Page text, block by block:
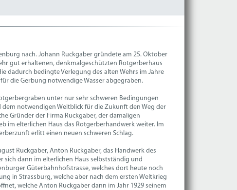
nach. Johann Ruckgaber gründete am 25. Oktober
gut erhaltenen, denkmalgeschützten Rotgerberhaus
dadurch bedingte Verlegung des alten Wehrs im Jahre
die Gerbung notwendige Wasser abgegraben.
unter nur sehr schweren Bedingungen
notwendigen Weitblick für die Zukunft den Weg der
Gründer der Firma Ruckgaber, der damaligen
im elterlichen Haus das Rotgerberhandwerk weiter. Im
erlitt einen neuen schweren Schlag.
Ruckgaber, Anton Ruckgaber, das Handwerk des
sich dann im elterlichen Haus selbstständig und
Güterbahnhofstrasse, welches dort heute noch
in Strassburg, welche aber nach dem ersten Weltkrieg
welche Anton Ruckgaber dann im Jahr 1929 seinem